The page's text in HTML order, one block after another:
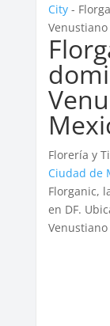
City-
Florería y
Ciudad de
Florganic,
en DF.
Venustiano